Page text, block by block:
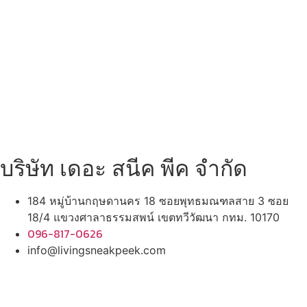
บริษัท เดอะ สนีค พีค จำกัด
184 หมู่บ้านกฤษดานคร 18 ซอยพุทธมณฑลสาย 3 ซอย
18/4 แขวงศาลาธรรมสพน์ เขตทวีวัฒนา กทม. 10170
096-817-0626
info@livingsneakpeek.com